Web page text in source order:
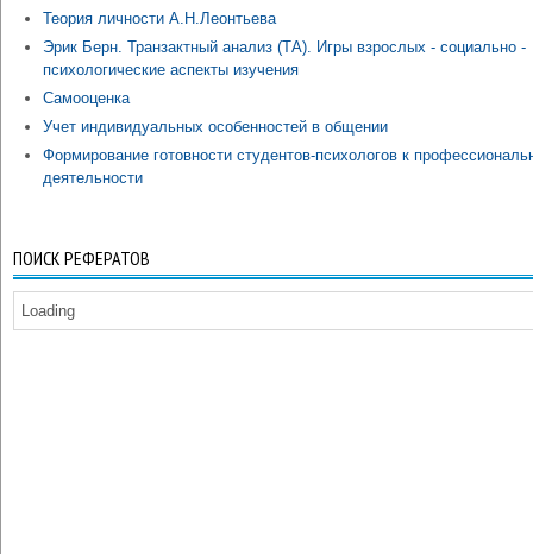
Теория личности А.Н.Леонтьева
Эрик Берн. Транзактный анализ (ТА). Игры взрослых - социально -
психологические аспекты изучения
Самооценка
Учет индивидуальных особенностей в общении
Формирование готовности студентов-психологов к
деятельности
ПОИСК РЕФЕРАТОВ
Loading